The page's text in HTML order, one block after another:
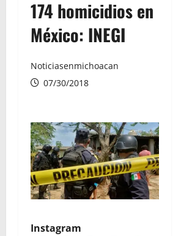
174 homicidios en
México: INEGI
Noticiasenmichoacan
07/30/2018
Instagram